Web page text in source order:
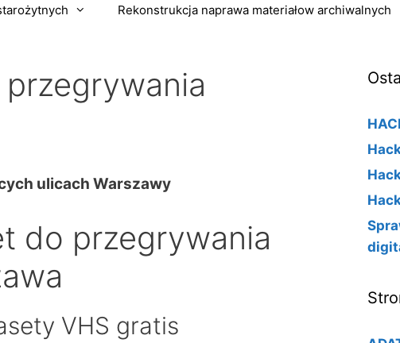
Rekonstrukcja naprawa materiałow archiwalnych
ulicach Warszawy
do przegrywania
VHS gratis